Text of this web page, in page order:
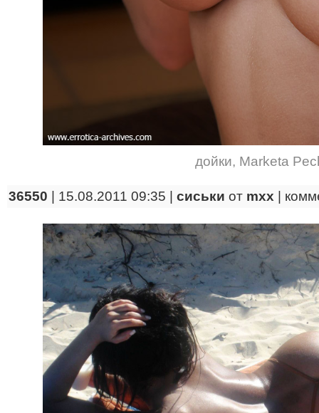
дойки, Marketa
36550 | 15.08.2011 09:35 | сиськи от mxx